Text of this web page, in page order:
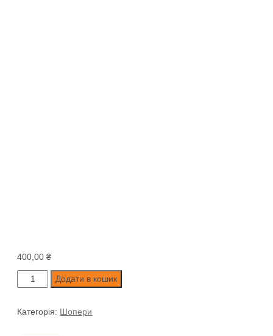
400,00₴
ШОПЕР
«КОВАЛІ
чорний
Додати в кошик
Категорія: Шопери